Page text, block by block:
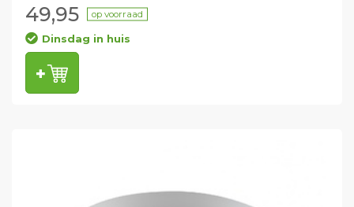
49,95 op voorraad
Dinsdag in huis